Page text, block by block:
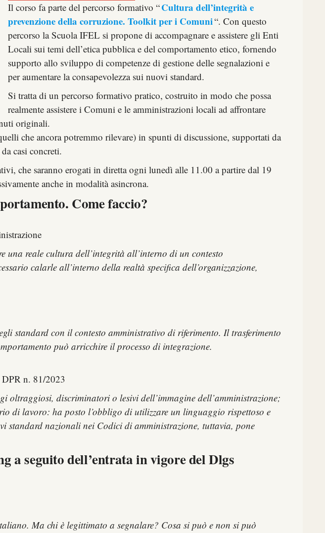
Il corso fa parte del percorso formativo “Cultura dell’integrità e
prevenzione della corruzione. Toolkit per i Comuni“. Con questo
percorso la Scuola IFEL si propone di accompagnare e assistere gli Enti
Locali sui temi dell’etica pubblica e del comportamento etico, fornendo
supporto allo sviluppo di competenze di gestione delle segnalazioni e
per aumentare la consapevolezza sui nuovi standard.
Si tratta di un percorso formativo pratico, costruito in modo che possa
realmente assistere i Comuni e le amministrazioni locali ad affrontare
originali.
che ancora potremmo rilevare) in spunti di discussione, supportati da
casi concreti.
che saranno erogati in diretta ogni lunedì alle 11.00 a partire dal 19
anche in modalità asincrona.
Come faccio?
una reale cultura dell’integrità all’interno di un contesto
calarle all’interno della realtà specifica dell’organizzazione,
standard con il contesto amministrativo di riferimento. Il trasferimento
può arricchire il processo di integrazione.
DPR n. 81/2023
discriminatori o lesivi dell’immagine dell’amministrazione;
di lavoro: ha posto l’obbligo di utilizzare un linguaggio rispettoso e
standard nazionali nei Codici di amministrazione, tuttavia, pone
a seguito dell’entrata in vigore del Dlgs
Ma chi è legittimato a segnalare? Cosa si può e non si può